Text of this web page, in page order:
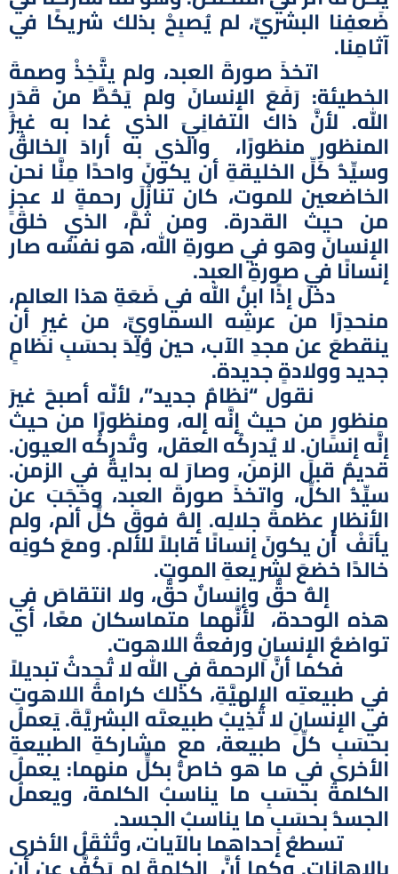
ضَعفِنا البشريِّ، لم يُصبِحْ بذلك شريكًا في
آثامِنا.
اتخذَ صورةَ العبد، ولم يتَّخِذْ وصمةَ
الخطيئة: رَفَعَ الإنسانَ ولم يَحُطَّ من قَدَرِ
الله. لأنَّ ذاك التفانِيَ الذي غدا به غيرُ
المنظورِ منظورًا، والذي به أرادَ الخالقُ
وسيِّدُ كلِّ الخليقةِ أن يكونَ واحدًا مِنَّا نحن
الخاضعين للموت، كان تنازُلَ رحمةٍ لا عجزٍ
من حيث القدرة. ومن ثَمَّ، الذي خلقَ
الإنسانَ وهو في صورةِ الله، هو نفسُه صار
إنسانًا في صورةِ العبد.
دخلَ إذًا ابنُ الله في ضَعَةِ هذا العالم،
منحدِرًا من عرشِه السماويِّ، من غيرِ أن
ينقطعَ عن مجدِ الآب، حين وُلِدَ بحسَبِ نظامٍ
جديد وولادةٍ جديدة.
نقول “نظامٌ جديد”، لأنّه أصبحَ غيرَ
منظورٍ من حيث إنَّه إله، ومنظورًا من حيث
إنَّه إنسان. لا يُدرِكُه العقل، وتُدرِكُه العيون.
قديمٌ قبلَ الزمن، وصارَ له بدايةٌ في الزمن.
سيِّدُ الكلِّ، واتخذَ صورةَ العبد، وحَجَبَ عن
الأنظارِ عظمةَ جلالِه. إلهٌ فوقَ كلِّ ألم، ولم
يأنَفْ أن يكونَ إنسانًا قابلاً للألم. ومعَ كونِه
خالدًا خضعَ لشريعةِ الموت.
إلهٌ حقٌّ وإنسانٌ حقٌّ، ولا انتقاصَ في
هذه الوحدة، لأنَّهما متماسكان معًا، أي
تواضعُ الإنسانِ ورفعةُ اللاهوت.
فكما أنَّ الرحمةَ في الله لا تُحِدثُ تبديلاً
في طبيعتِه الإلهيَّةِ، كذلك كرامةُ اللاهوتِ
في الإنسانِ لا تُذِيبُ طبيعتَه البشريَّةَ. يَعملُ
بحسَبِ كلِّ طبيعة، مع مشاركةِ الطبيعةِ
الأخرى في ما هو خاصُّ بكلٍّ منهما: يعملُ
الكلمةُ بحسَبِ ما يناسبُ الكلمة، ويعملُ
الجسدُ بحسَبِ ما يناسبُ الجسد.
تسطعُ إحداهما بالآيات، وتُثقَلُ الأخرى